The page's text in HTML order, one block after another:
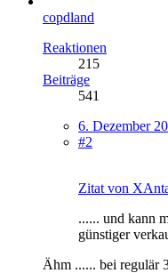
copdland
Reaktionen
215
Beiträge
541
6. Dezember
#2
Zitat von
...... und kann
günstiger
Ähm ...... bei regulär